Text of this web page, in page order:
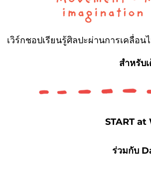
เวิร์กชอปเรียนรู้ศิลปะผ่านการเคลื่อ
สำหรับ
START at
ร่วมกับ